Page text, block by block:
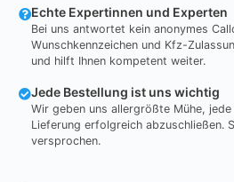
Echte Expertinnen und Experten
Bei uns antwortet kein anonymes
Wunschkennzeichen und Kfz-
und hilft Ihnen kompetent weiter.
Jede Bestellung ist uns wichtig
Wir geben uns allergrößte Mühe, jede
Lieferung erfolgreich abzuschließen.
versprochen.